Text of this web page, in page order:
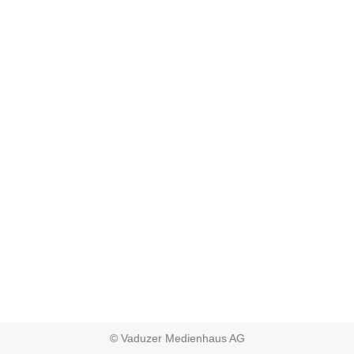
© Vaduzer Medienhaus AG